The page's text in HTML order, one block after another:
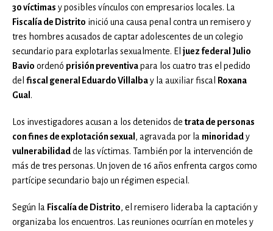
30 víctimas y posibles vínculos con empresarios locales. La
Fiscalía de Distrito inició una causa penal contra un remisero y
tres hombres acusados de captar adolescentes de un colegio
secundario para explotarlas sexualmente. El juez federal Julio
Bavio ordenó prisión preventivapara los cuatro tras el pedido
del fiscal general Eduardo Villalbay la auxiliar fiscal
Roxana
Gual .
Los investigadores acusan a los detenidos de trata de personas
con fines de explotación sexual , agravada por la minoridady
vulnerabilidadde las víctimas. También por la intervención de
más de tres personas. Un joven de 16 años enfrenta cargos como
partícipe secundario bajo un régimen especial.
Según la Fiscalía de Distrito, el remisero lideraba la captación y
organizaba los encuentros. Las reuniones ocurrían en moteles y